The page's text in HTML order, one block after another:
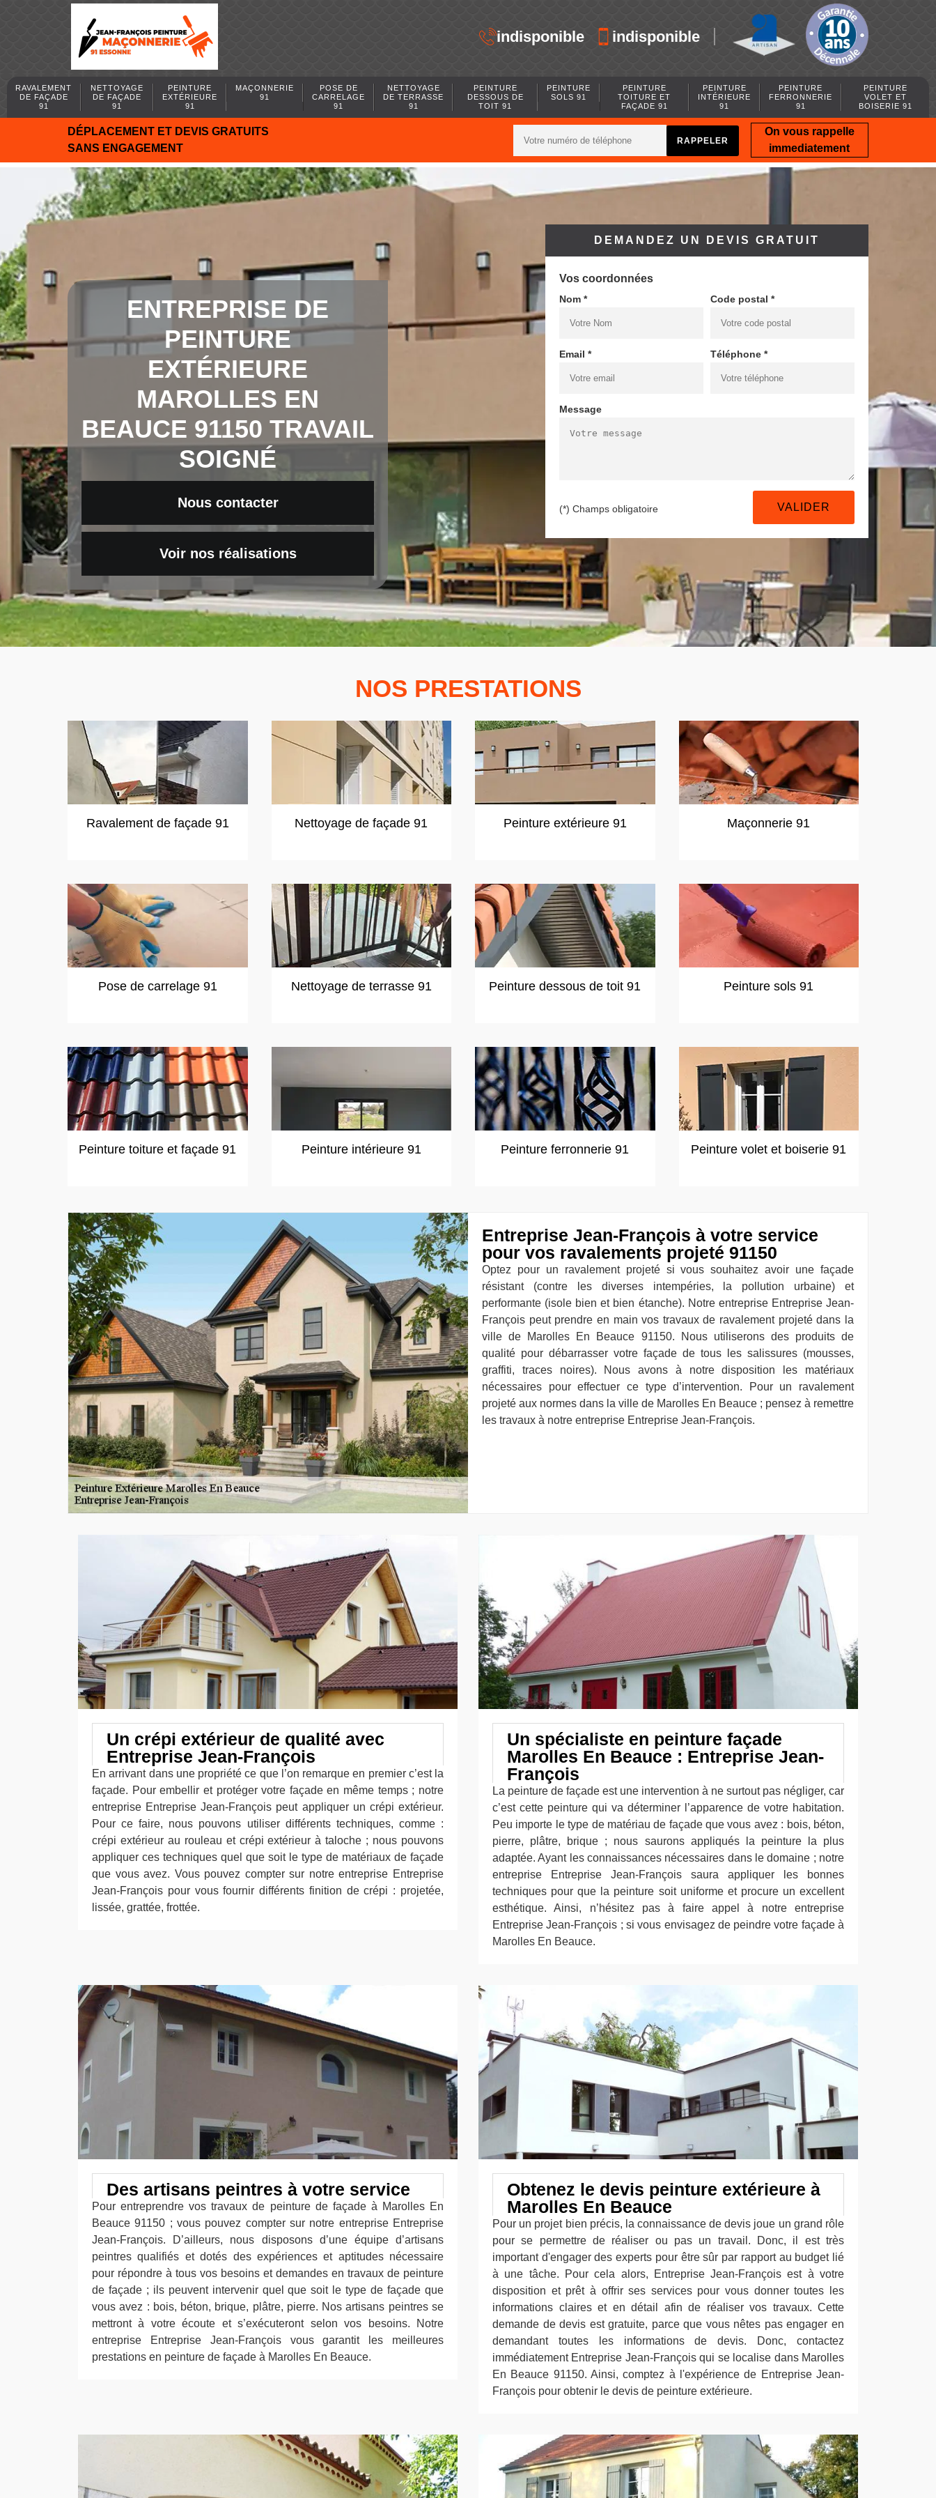
indisponible indisponible
RAVALEMENT
DE FAÇADE
91
NETTOYAGE
DE FAÇADE
91
PEINTURE
EXTÉRIEURE
91
MAÇONNERIE
91
POSE DE
CARRELAGE
91
NETTOYAGE
DE TERRASSE
91
PEINTURE
DESSOUS DE
TOIT 91
PEINTURE
SOLS 91
PEINTURE
TOITURE ET
FAÇADE 91
PEINTURE
INTÉRIEURE
91
PEINTURE
FERRONNERIE
91
PEINTURE
VOLET ET
BOISERIE 91
DÉPLACEMENT ET DEVIS GRATUITS
SANS ENGAGEMENT
On vous rappelle
immediatement
ENTREPRISE DE
PEINTURE
EXTÉRIEURE
MAROLLES EN
BEAUCE 91150 TRAVAIL
SOIGNÉ
Nous contacter
Voir nos réalisations
DEMANDEZ UN DEVIS GRATUIT
Vos coordonnées
Nom * Code postal *
Email * Téléphone *
Message
(*) Champs obligatoire
NOS PRESTATIONS
Ravalement de façade 91 Nettoyage de façade 91 Peinture extérieure 91 Maçonnerie 91
Pose de carrelage 91 Nettoyage de terrasse 91 Peinture dessous de toit 91 Peinture sols 91
Peinture toiture et façade 91 Peinture intérieure 91 Peinture ferronnerie 91 Peinture volet et boiserie 91
Entreprise Jean-François à votre service
pour vos ravalements projeté 91150
Optez pour un ravalement projeté si vous souhaitez avoir une façade
résistant (contre les diverses intempéries, la pollution urbaine) et
performante (isole bien et bien étanche). Notre entreprise Entreprise Jean-
François peut prendre en main vos travaux de ravalement projeté dans la
ville de Marolles En Beauce 91150. Nous utiliserons des produits de
qualité pour débarrasser votre façade de tous les salissures (mousses,
graffiti, traces noires). Nous avons à notre disposition les matériaux
nécessaires pour effectuer ce type d’intervention. Pour un ravalement
projeté aux normes dans la ville de Marolles En Beauce ; pensez à remettre
les travaux à notre entreprise Entreprise Jean-François.
Un crépi extérieur de qualité avec
Entreprise Jean-François
En arrivant dans une propriété ce que l’on remarque en premier c’est la
façade. Pour embellir et protéger votre façade en même temps ; notre
entreprise Entreprise Jean-François peut appliquer un crépi extérieur.
Pour ce faire, nous pouvons utiliser différents techniques, comme :
crépi extérieur au rouleau et crépi extérieur à taloche ; nous pouvons
appliquer ces techniques quel que soit le type de matériaux de façade
que vous avez. Vous pouvez compter sur notre entreprise Entreprise
Jean-François pour vous fournir différents finition de crépi : projetée,
lissée, grattée, frottée.
Un spécialiste en peinture façade
Marolles En Beauce : Entreprise Jean-
François
La peinture de façade est une intervention à ne surtout pas négliger, car
c’est cette peinture qui va déterminer l’apparence de votre habitation.
Peu importe le type de matériau de façade que vous avez : bois, béton,
pierre, plâtre, brique ; nous saurons appliqués la peinture la plus
adaptée. Ayant les connaissances nécessaires dans le domaine ; notre
entreprise Entreprise Jean-François saura appliquer les bonnes
techniques pour que la peinture soit uniforme et procure un excellent
esthétique. Ainsi, n’hésitez pas à faire appel à notre entreprise
Entreprise Jean-François ; si vous envisagez de peindre votre façade à
Marolles En Beauce.
Des artisans peintres à votre service
Pour entreprendre vos travaux de peinture de façade à Marolles En
Beauce 91150 ; vous pouvez compter sur notre entreprise Entreprise
Jean-François. D’ailleurs, nous disposons d’une équipe d’artisans
peintres qualifiés et dotés des expériences et aptitudes nécessaire
pour répondre à tous vos besoins et demandes en travaux de peinture
de façade ; ils peuvent intervenir quel que soit le type de façade que
vous avez : bois, béton, brique, plâtre, pierre. Nos artisans peintres se
mettront à votre écoute et s’exécuteront selon vos besoins. Notre
entreprise Entreprise Jean-François vous garantit les meilleures
prestations en peinture de façade à Marolles En Beauce.
Obtenez le devis peinture extérieure à
Marolles En Beauce
Pour un projet bien précis, la connaissance de devis joue un grand rôle
pour se permettre de réaliser ou pas un travail. Donc, il est très
important d'engager des experts pour être sûr par rapport au budget lié
à une tâche. Pour cela alors, Entreprise Jean-François est à votre
disposition et prêt à offrir ses services pour vous donner toutes les
informations claires et en détail afin de réaliser vos travaux. Cette
demande de devis est gratuite, parce que vous nêtes pas engager en
demandant toutes les informations de devis. Donc, contactez
immédiatement Entreprise Jean-François qui se localise dans Marolles
En Beauce 91150. Ainsi, comptez à l'expérience de Entreprise Jean-
François pour obtenir le devis de peinture extérieure.